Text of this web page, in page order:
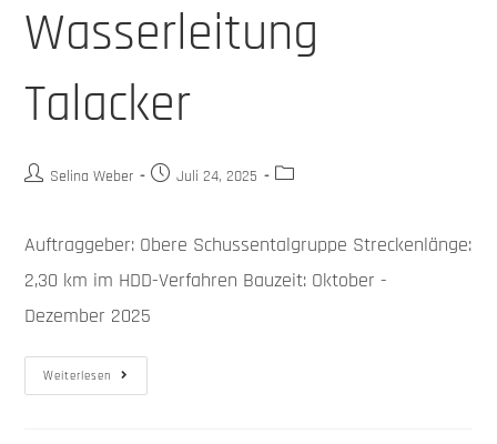
Wasserleitung
Talacker
Selina Weber Juli 24, 2025
Auftraggeber: Obere Schussentalgruppe Streckenlänge:
2,30 km im HDD-Verfahren Bauzeit: Oktober -
Dezember 2025
Weiterlesen